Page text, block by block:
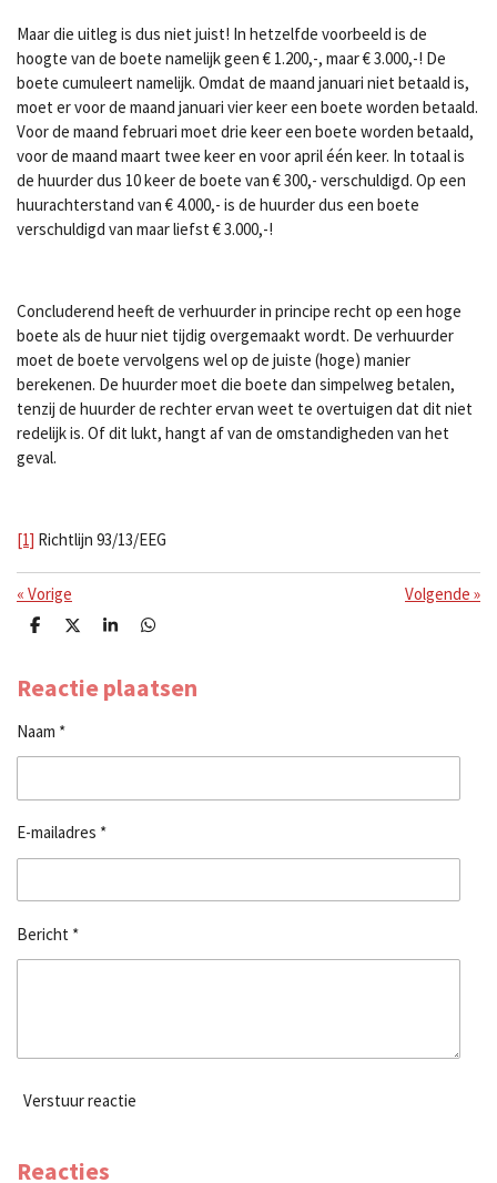
Maar die uitleg is dus niet juist! In hetzelfde voorbeeld is de
hoogte van de boete namelijk geen € 1.200,-, maar € 3.000,-! De
boete cumuleert namelijk. Omdat de maand januari niet betaald is,
moet er voor de maand januari vier keer een boete worden betaald.
Voor de maand februari moet drie keer een boete worden betaald,
voor de maand maart twee keer en voor april één keer. In totaal is
de huurder dus 10 keer de boete van € 300,- verschuldigd. Op een
huurachterstand van € 4.000,- is de huurder dus een boete
verschuldigd van maar liefst € 3.000,-!
Concluderend heeft de verhuurder in principe recht op een hoge
boete als de huur niet tijdig overgemaakt wordt. De verhuurder
moet de boete vervolgens wel op de juiste (hoge) manier
berekenen. De huurder moet die boete dan simpelweg betalen,
tenzij de huurder de rechter ervan weet te overtuigen dat dit niet
redelijk is. Of dit lukt, hangt af van de omstandigheden van het
geval.
[1] Richtlijn 93/13/EEG
« Vorige Volgende »
D
e
n
D
l
S
r
e
D
e
n
Reactie plaatsen
Naam *
E-mailadres *
Bericht *
Verstuur reactie
Reacties